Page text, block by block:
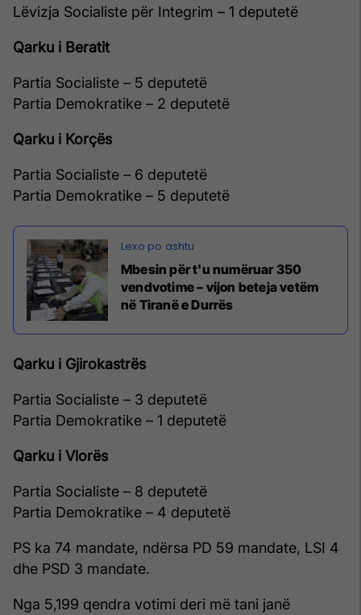
Lëvizja Socialiste për Integrim – 1 deputetë
Qarku i Beratit
Partia Socialiste – 5 deputetë
Partia Demokratike – 2 deputetë
Qarku i Korçës
Partia Socialiste – 6 deputetë
Partia Demokratike – 5 deputetë
Mbesin për t'u numëruar 350
vendvotime – vijon beteja vetëm
në Tiranë e Durrës
Qarku i Gjirokastrës
Partia Socialiste – 3 deputetë
Partia Demokratike – 1 deputetë
Qarku i Vlorës
Partia Socialiste – 8 deputetë
Partia Demokratike – 4 deputetë
PS ka 74 mandate, ndërsa PD 59 mandate, LSI 4
dhe PSD 3 mandate.
Nga 5,199 qendra votimi deri më tani janë